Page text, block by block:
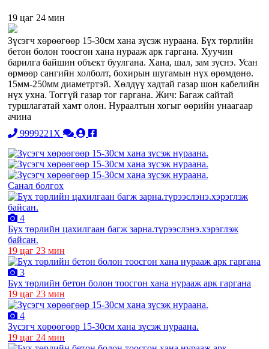
19 цаг 24 мин
Зүсэгч хөрөөгөөр 15-30см хана зүсэж нураана. Бүх төрлийн
бетон болон тоосгон хана нурааж арк гаргана. Хуучин
барилга байшин объект буулгана. Хана, шал, зам зүснэ. Усан
өрмөөр сангийн холболт, бохирын шугамын нүх өрөмдөнө.
15мм-250мм диаметртэй. Хөлдүү хадтай газар шон кабелийн
нүх ухна. Тоггүй газар тог гаргана. Жич: Багаж сайтай
туршлагатай хамт олон. Нураалтын хогыг өөрийн унаагаар
ачина
9999221X
Санал болгох
4
Бүх төрлийн цахилгаан багж зарна.түрээслэнэ.хэрэглэж
байсан.
19 цаг 23 мин
3
Бүх төрлийн бетон болон тоосгон хана нурааж арк гаргана
19 цаг 23 мин
4
Зүсэгч хөрөөгөөр 15-30см хана зүсэж нураана.
19 цаг 24 мин